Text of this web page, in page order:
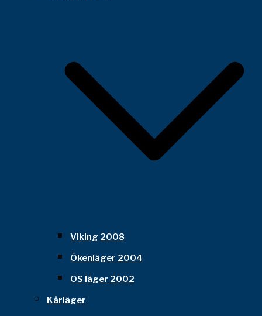
Viking 2008
Ökenläger 2004
OS läger 2002
Kårläger